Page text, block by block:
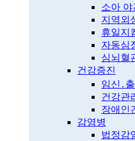
소아 야
지역외
휴일지
자동심
심뇌혈
건강증진
임신․
건강관
장애인
감염병
법정감